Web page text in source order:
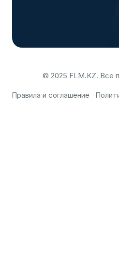
© 2025 FLM.KZ. Все
Правила и соглашение